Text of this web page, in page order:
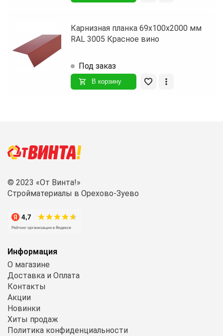
Карнизная планка 69х100х2000 мм
RAL 3005 Красное вино
Под заказ
В корзину
© 2023 «От Винта!»
Стройматериалы в Орехово-Зуево
Информация
О магазине
Доставка и Оплата
Контакты
Акции
Новинки
Хиты продаж
Политика конфиденциальности